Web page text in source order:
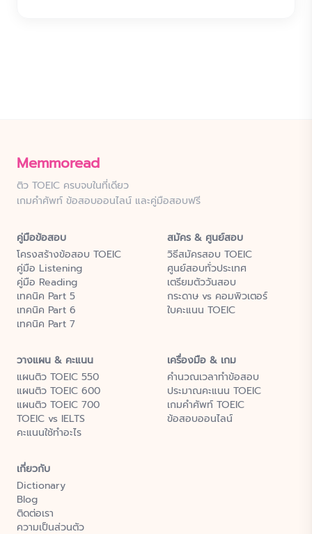
Memmoread
ติว TOEIC ครบจบในที่เดียว
เกมคำศัพท์ ข้อสอบออนไลน์ และคู่มือสอบฟรี
คู่มือข้อสอบ
โครงสร้างข้อสอบ TOEIC
คู่มือ Listening
คู่มือ Reading
เทคนิค Part 5
เทคนิค Part 6
เทคนิค Part 7
สมัคร & ศูนย์สอบ
วิธีสมัครสอบ TOEIC
ศูนย์สอบทั่วประเทศ
เตรียมตัววันสอบ
กระดาษ vs คอมพิวเตอร์
ใบคะแนน TOEIC
วางแผน & คะแนน
แผนติว TOEIC 550
แผนติว TOEIC 600
แผนติว TOEIC 700
TOEIC vs IELTS
คะแนนใช้ทำอะไร
เครื่องมือ & เกม
คำนวณเวลาทำข้อสอบ
ประมาณคะแนน TOEIC
เกมคำศัพท์ TOEIC
ข้อสอบออนไลน์
เกี่ยวกับ
Dictionary
Blog
ติดต่อเรา
ความเป็นส่วนตัว